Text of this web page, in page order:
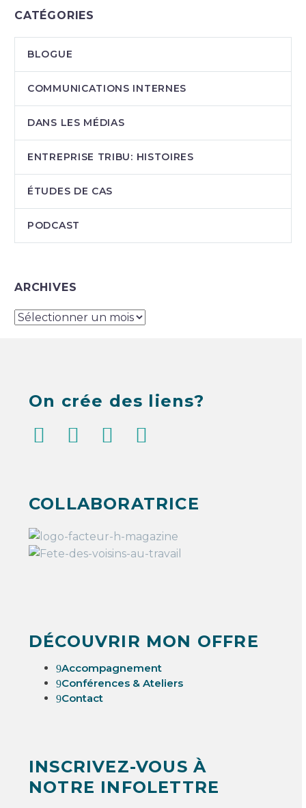
CATÉGORIES
BLOGUE
COMMUNICATIONS INTERNES
DANS LES MÉDIAS
ENTREPRISE TRIBU: HISTOIRES
ÉTUDES DE CAS
PODCAST
ARCHIVES
ARCHIVES
On crée des liens?
COLLABORATRICE
DÉCOUVRIR MON OFFRE
9Accompagnement
9Conférences & Ateliers
9Contact
INSCRIVEZ-VOUS À
NOTRE INFOLETTRE